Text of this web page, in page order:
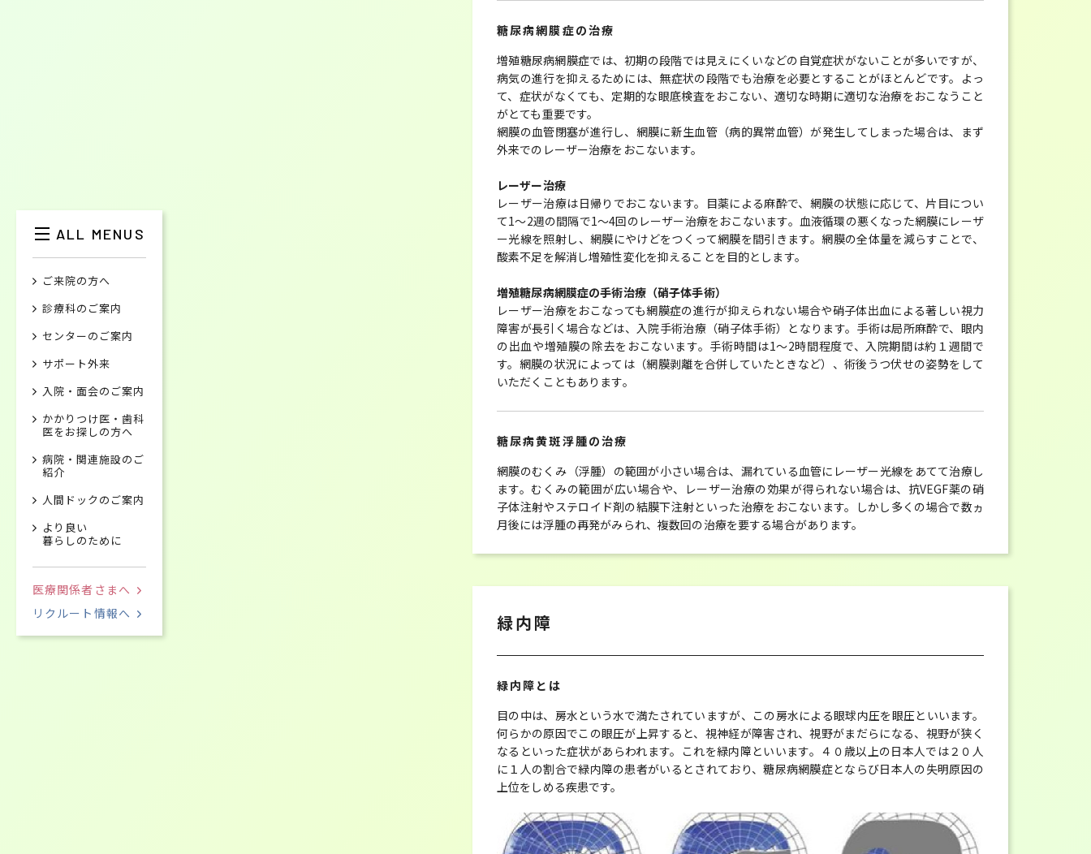
糖尿病網膜症の治療
増殖糖尿病網膜症では、初期の段階では見えにくいなどの自覚症状がないことが多いですが、
病気の進行を抑えるためには、無症状の段階でも治療を必要とすることがほとんどです。よっ
て、症状がなくても、定期的な眼底検査をおこない、適切な時期に適切な治療をおこなうこと
がとても重要です。
網膜の血管閉塞が進行し、網膜に新生血管（病的異常血管）が発生してしまった場合は、まず
外来でのレーザー治療をおこないます。
レーザー治療
レーザー治療は日帰りでおこないます。目薬による麻酔で、網膜の状態に応じて、片目につい
て1～2週の間隔で1～4回のレーザー治療をおこないます。血液循環の悪くなった網膜にレーザ
ー光線を照射し、網膜にやけどをつくって網膜を間引きます。網膜の全体量を減らすことで、
酸素不足を解消し増殖性変化を抑えることを目的とします。
増殖糖尿病網膜症の手術治療（硝子体手術）
レーザー治療をおこなっても網膜症の進行が抑えられない場合や硝子体出血による著しい視力
障害が長引く場合などは、入院手術治療（硝子体手術）となります。手術は局所麻酔で、眼内
の出血や増殖膜の除去をおこないます。手術時間は1～2時間程度で、入院期間は約１週間で
す。網膜の状況によっては（網膜剥離を合併していたときなど）、術後うつ伏せの姿勢をして
いただくこともあります。
糖尿病黄斑浮腫の治療
網膜のむくみ（浮腫）の範囲が小さい場合は、漏れている血管にレーザー光線をあてて治療し
ます。むくみの範囲が広い場合や、レーザー治療の効果が得られない場合は、抗VEGF薬の硝
子体注射やステロイド剤の結膜下注射といった治療をおこないます。しかし多くの場合で数ヵ
月後には浮腫の再発がみられ、複数回の治療を要する場合があります。
緑内障
緑内障とは
目の中は、房水という水で満たされていますが、この房水による眼球内圧を眼圧といいます。
何らかの原因でこの眼圧が上昇すると、視神経が障害され、視野がまだらになる、視野が狭く
なるといった症状があらわれます。これを緑内障といいます。４０歳以上の日本人では２０人
に１人の割合で緑内障の患者がいるとされており、糖尿病網膜症とならび日本人の失明原因の
上位をしめる疾患です。
ALL MENUS
ご来院の方へ
診療科のご案内
センターのご案内
サポート外来
入院・面会のご案内
かかりつけ医・歯科
医をお探しの方へ
病院・関連施設のご
紹介
人間ドックのご案内
より良い
暮らしのために
医療関係者さまへ
リクルート情報へ